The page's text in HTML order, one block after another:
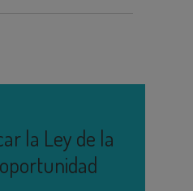
la Ley de la